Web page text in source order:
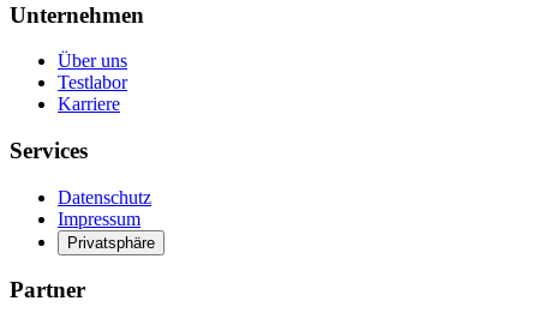
Unternehmen
Über uns
Testlabor
Karriere
Services
Datenschutz
Impressum
Privatsphäre
Partner